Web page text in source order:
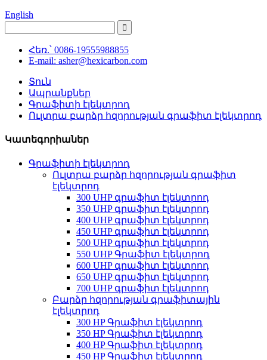
English
Հեռ.՝ 0086-19555988855
E-mail: asher@hexicarbon.com
Տուն
Ապրանքներ
Գրաֆիտի էլեկտրոդ
Ուլտրա բարձր հզորության գրաֆիտ էլեկտրոդ
Կատեգորիաներ
Գրաֆիտի էլեկտրոդ
Ուլտրա բարձր հզորության գրաֆիտ
էլեկտրոդ
300 UHP գրաֆիտ էլեկտրոդ
350 UHP գրաֆիտ էլեկտրոդ
400 UHP գրաֆիտ էլեկտրոդ
450 UHP գրաֆիտ էլեկտրոդ
500 UHP գրաֆիտ էլեկտրոդ
550 UHP Գրաֆիտ էլեկտրոդ
600 UHP գրաֆիտ էլեկտրոդ
650 UHP գրաֆիտ էլեկտրոդ
700 UHP գրաֆիտ էլեկտրոդ
Բարձր հզորության գրաֆիտային
էլեկտրոդ
300 HP Գրաֆիտ էլեկտրոդ
350 HP Գրաֆիտ էլեկտրոդ
400 HP Գրաֆիտ էլեկտրոդ
450 HP Գրաֆիտ էլեկտրոդ